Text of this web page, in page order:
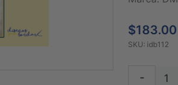
SKU: idb112
-